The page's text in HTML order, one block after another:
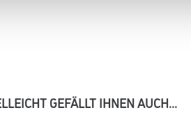
GEFÄLLT IHNEN AUCH...